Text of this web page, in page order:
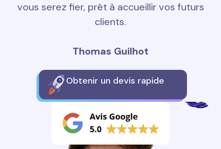
vous serez fier, prêt à accueillir vos futurs
clients.
Thomas Guilhot
Obtenir un devis rapide